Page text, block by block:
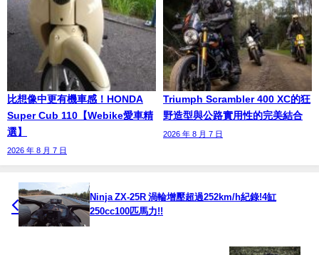
比想像中更有機車感！HONDA
Super Cub 110【Webike愛車精
選】
2026 年 8 月 7 日
Triumph Scrambler 400 XC的狂
野造型與公路實用性的完美結合
2026 年 8 月 7 日
Ninja ZX-25R 渦輪增壓超過252km/h紀錄!4缸
250cc100匹馬力!!